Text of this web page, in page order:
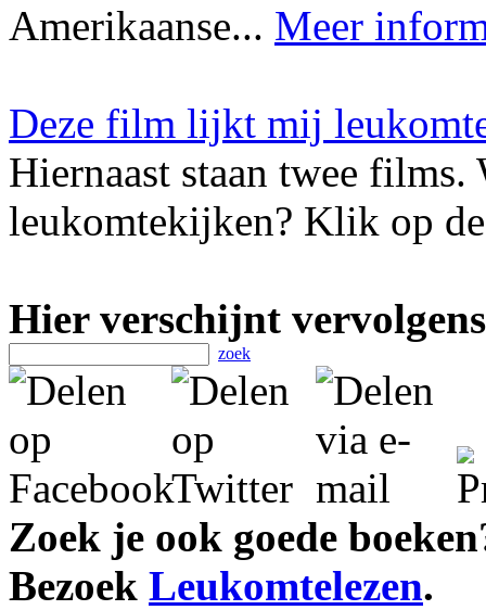
Amerikaanse... Meer
Deze film lijkt mij
Hiernaast staan twee
leukomtekijken? Klik op
Hier verschijnt
zoek
Zoek je ook goede
Bezoek Leukomtelezen.